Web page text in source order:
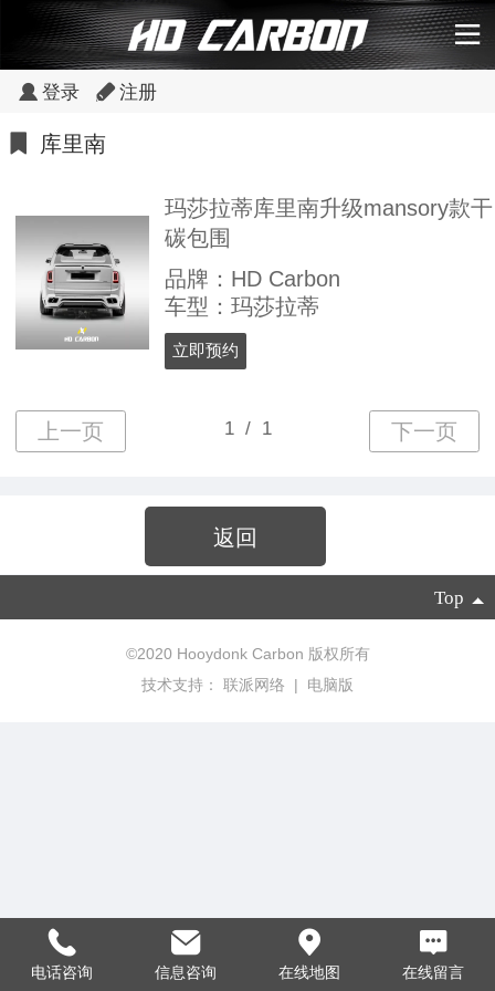
登录 注册
库里南
玛莎拉蒂库里南升级mansory款干
碳包围
品牌：HD Carbon
车型：玛莎拉蒂
立即预约
返回
Top
©2020 Hooydonk Carbon 版权所有
技术支持： 联派网络 | 电脑版
电话咨询 信息咨询 在线地图 在线留言